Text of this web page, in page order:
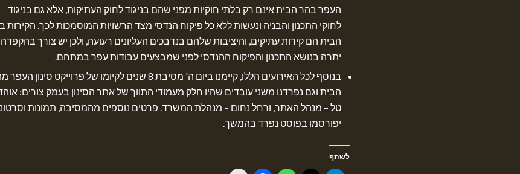
העפר בהר הבית אינם רק בלתי חוקיות מפני שהם בניגוד לחוק העתיקות, אלא גם בניגוד
לחוקי התכנון והבניה ונעשות ללא כל פיקוח הנדסי מצד הרשויות המוסמכות לכך. הקירות
הבית הם קירות עתיקים, והיציבות שלהם בנדבכים העליונים רעועה, ולכן יש צורך בהקפדה
יתרה בנושא התכנון והפיקוח ההנדסי לפני שמבצעים עבודות עפר במתחם.
בנוסף לכל האירועים הללו, קיימנו ביום ה' מסיבת 8 שנים לקיומו של פרוייקט סינון
הבית וגם נפרדנו משני עובדים שהיו חלק מעמודי התווך של אתר הסינון בעמק צורים:
טל – מנהל האתר, ורחל נחום – מנהלת המשרד. פרטים נוספים מהמסיבה, תמונות
יפורסמו בפוסט נפרד בהמשך.
לשתף